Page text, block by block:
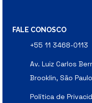
FALE CONOSCO
+55 11 3468-0113
Av. Luiz Carlos
Brooklin, São
Política de